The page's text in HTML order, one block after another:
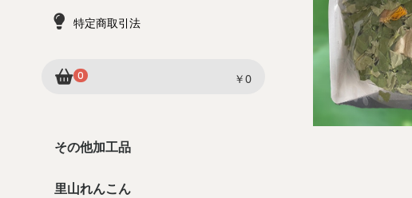
特定商取引法
0 ￥0
その他加工品
里山れんこん